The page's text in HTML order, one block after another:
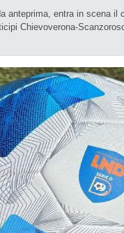
anteprima, entra in scena il
Chievoverona-